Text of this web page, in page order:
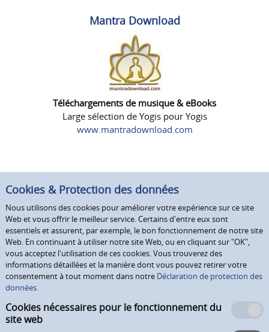
Mantra Download
Téléchargements de musique & eBooks
Large sélection de Yogis pour Yogis
www.mantradownload.com
Cookies & Protection des données
Nous utilisons des cookies pour améliorer votre expérience sur ce site
Web et vous offrir le meilleur service. Certains d'entre eux sont
essentiels et assurent, par exemple, le bon fonctionnement de notre site
Web. En continuant à utiliser notre site Web, ou en cliquant sur "OK",
vous acceptez l'utilisation de ces cookies. Vous trouverez des
informations détaillées et la manière dont vous pouvez retirer votre
consentement à tout moment dans notre Déclaration de protection des
données.
Cookies nécessaires pour le fonctionnement du
site web